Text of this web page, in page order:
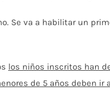
Se va a habilitar un
los niños inscritos han
de 5 años deben ir